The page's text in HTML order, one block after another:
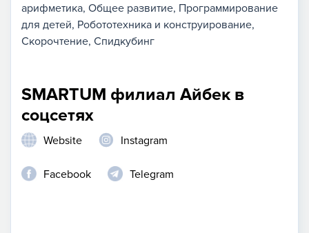
арифметика Общее развитие Программирование
для детей Робототехника и конструирование
Скорочтение Спидкубинг
SMARTUM филиал Айбек в
соцсетях
Website Instagram
Facebook Telegram